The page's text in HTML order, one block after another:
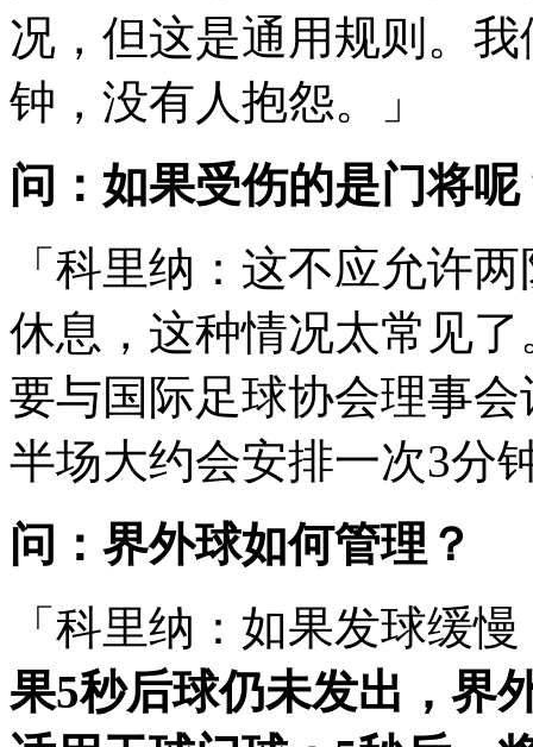
况，但这是通用规则。
钟，没有人抱怨。」
问：如果受伤的是门将呢
「科里纳：这不应允许
休息，这种情况太常见
要与国际足球协会理事
半场大约会安排一次3分
问：界外球如何管理？
「科里纳：如果发球缓
果5秒后球仍未发出，界